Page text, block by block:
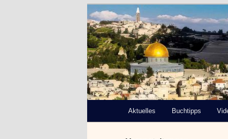
Deutsch-
Bremen e.V.
Zum
Aktuelles Buchtipps